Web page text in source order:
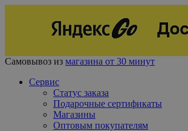
Самовывоз из магазина от 30 минут
Сервис
Статус заказа
Подарочные сертификаты
Магазины
Оптовым покупателям